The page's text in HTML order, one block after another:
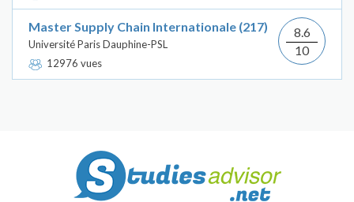
Master Supply Chain Internationale (217)
Université Paris Dauphine-PSL
12976 vues
8.6
10